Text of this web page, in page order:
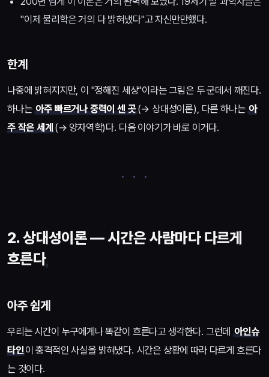
"이제 물리학은 거의 다 밝혀냈다"고 자신만만했다.
한계
나중에 밝혀지지만, 이 "정해진 세상"이라는 그림은 두 군데서 깨진다.
하나는아주 빠르거나 중력이 센 곳(→ 상대성이론), 다른 하나는아
주 작은 세계(→ 양자역학)다. 다음 이야기가 바로 이거다.
2. 상대성이론 — 시간은 사람마다 다르게
흐른다
아주 쉽게
우리는 시간이 누구에게나 똑같이 흐른다고 생각한다. 그런데아인슈
타인이 충격적인 사실을 밝혀냈다. 시간은 상황에 따라 다르게 흐른다
는 것이다.